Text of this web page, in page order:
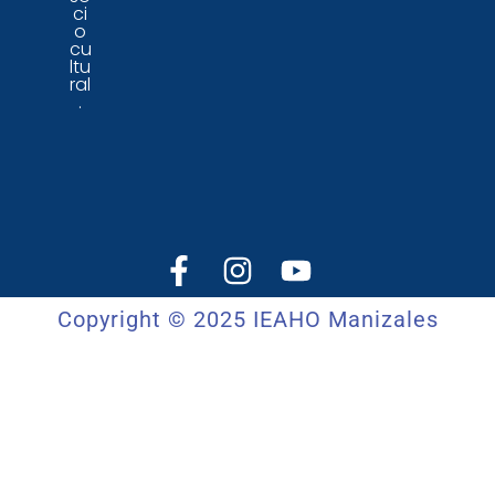
ci
o
cu
ltu
ral
.
Copyright © 2025 IEAHO Manizales